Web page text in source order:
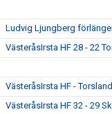
Ludvig Ljungberg
VästeråsIrsta HF 28 - 22
VästeråsIrsta HF -
VästeråsIrsta HF 32 - 29